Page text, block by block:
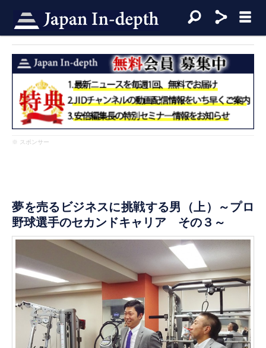
※ スポンサー
夢を売るビジネスに挑戦する男（上）～プロ
野球選手のセカンドキャリア その３～